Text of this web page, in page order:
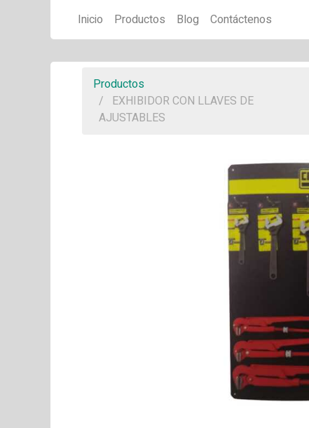
Inicio Productos Blog Contáctenos
Productos
EXHIBIDOR CON LLAVES DE
AJUSTABLES